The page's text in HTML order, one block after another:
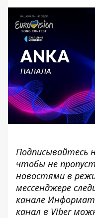
Подписывайтесь
чтобы не
новостями в
мессенджере
канале
канал в Viber